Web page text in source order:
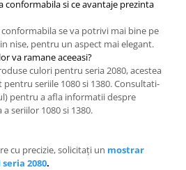
conformabila si ce avantaje prezinta
se va potrivi mai bine pe
nise, pentru un aspect mai elegant.
va ramane aceeasi?
culori pentru seria 2080, acestea
seriile 1080 si 1380. Consultati-
pentru a afla informatii despre
seriilor 1080 si 1380.
cu precizie, solicitați un mostrar
2080.